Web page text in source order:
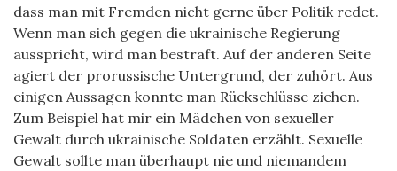
dass man mit Fremden nicht gerne über Politik redet.
Wenn man sich gegen die ukrainische Regierung
ausspricht, wird man bestraft. Auf der anderen Seite
agiert der prorussische Untergrund, der zuhört. Aus
einigen Aussagen konnte man Rückschlüsse ziehen.
Zum Beispiel hat mir ein Mädchen von sexueller
Gewalt durch ukrainische Soldaten erzählt. Sexuelle
Gewalt sollte man überhaupt nie und niemandem